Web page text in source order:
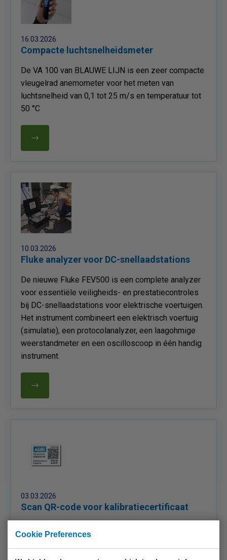
Cookie Preferences
16.03.2026
Compacte luchtsnelheidsmeter
De VA 100 van BLAUWE LIJN is een zeer compacte
vleugelrad anemometer voor het meten van
luchtsnelheid van 0,1 tot 25 m/s en temperatuur tot
50 °C
10.03.2026
Fluke analyzer voor DC-snellaadstations
De nieuwe Fluke FEV500 is een complete analyzer
voor essentiële veiligheids- en prestatiecontroles
bij DC-snellaadstations voor elektrische voertuigen.
Het instrument combineert een elektrisch voertuig
(simulatie), een protocolanalyzer, een laagohmige
weerstandmeter en een oscilloscoop in één handig
instrument.
03.03.2026
Scan QR-code voor kalibratiecertificaat
INDEX wordt voorzien van een kalibratiesticker met